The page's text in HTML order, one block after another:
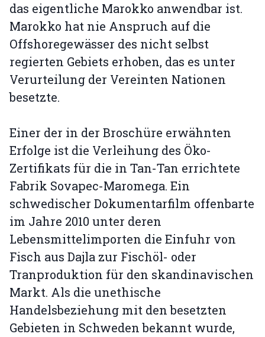
das eigentliche Marokko anwendbar ist.
Marokko hat nie Anspruch auf die
Offshoregewässer des nicht selbst
regierten Gebiets erhoben, das es unter
Verurteilung der Vereinten Nationen
besetzte.
Einer der in der Broschüre erwähnten
Erfolge ist die Verleihung des Öko-
Zertifikats für die in Tan-Tan errichtete
Fabrik Sovapec-Maromega. Ein
schwedischer Dokumentarfilm offenbarte
im Jahre 2010 unter deren
Lebensmittelimporten die Einfuhr von
Fisch aus Dajla zur Fischöl- oder
Tranproduktion für den skandinavischen
Markt. Als die unethische
Handelsbeziehung mit den besetzten
Gebieten in Schweden bekannt wurde,